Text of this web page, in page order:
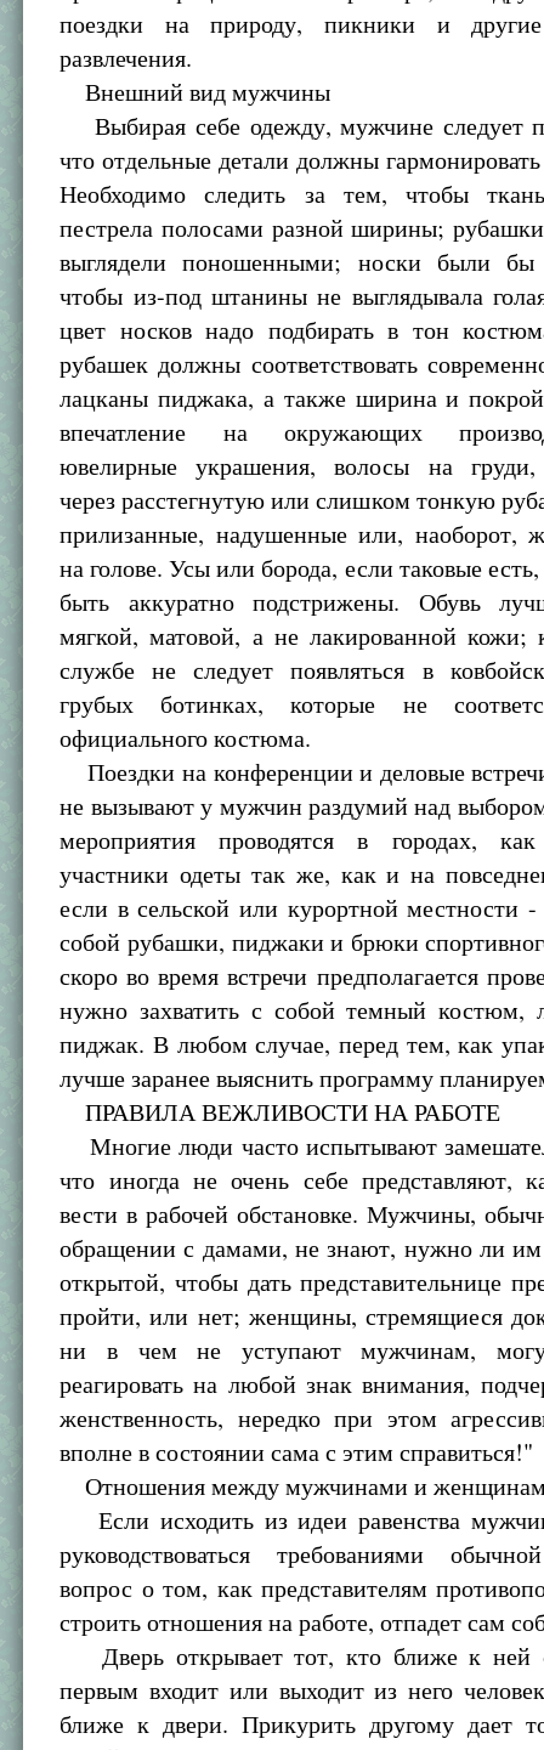
поездки на природу, пикники и другие
развлечения.
Внешний вид мужчины
Выбирая себе одежду, мужчине следует
что отдельные детали должны
Необходимо следить за тем, чтобы
пестрела полосами разной ширины;
выглядели поношенными; носки были
чтобы из-под штанины не выглядывала
цвет носков надо подбирать в тон
рубашек должны соответствовать
лацканы пиджака, а также ширина и
впечатление на окружающих
ювелирные украшения, волосы на
через расстегнутую или слишком тонкую
прилизанные, надушенные или, наоборот,
на голове. Усы или борода, если таковые
быть аккуратно подстрижены. Обувь
мягкой, матовой, а не лакированной кожи;
службе не следует появляться в
грубых ботинках, которые не
официального костюма.
Поездки на конференции и деловые
не вызывают у мужчин раздумий над
мероприятия проводятся в городах,
участники одеты так же, как и на
если в сельской или курортной местности
собой рубашки, пиджаки и брюки
скоро во время встречи предполагается
нужно захватить с собой темный костюм,
пиджак. В любом случае, перед тем, как
лучше заранее выяснить программу
ПРАВИЛА ВЕЖЛИВОСТИ НА РАБОТЕ
Многие люди часто испытывают
что иногда не очень себе представляют,
вести в рабочей обстановке. Мужчины,
обращении с дамами, не знают, нужно ли им
открытой, чтобы дать представительнице
пройти, или нет; женщины, стремящиеся
ни в чем не уступают мужчинам,
реагировать на любой знак внимания,
женственность, нередко при этом
вполне в состоянии сама с этим справиться!"
Отношения между мужчинами и
Если исходить из идеи равенства
руководствоваться требованиями
вопрос о том, как представителям
строить отношения на работе, отпадет сам
Дверь открывает тот, кто ближе к ней
первым входит или выходит из него
ближе к двери. Прикурить другому дает